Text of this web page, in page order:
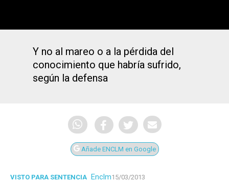
Y no al mareo o a la pérdida del
conocimiento que habría sufrido,
según la defensa
Añade ENCLM en Google
VISTO PARA SENTENCIA Enclm15/03/2013